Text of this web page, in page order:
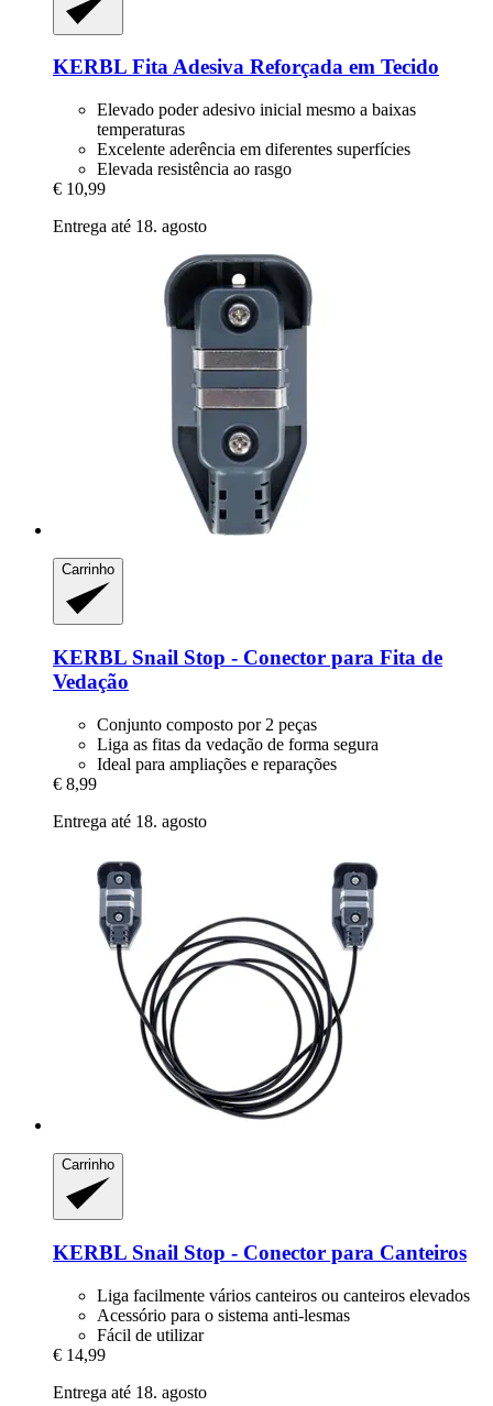
KERBL Fita Adesiva Reforçada em Tecido
Elevado poder adesivo inicial mesmo a baixas
temperaturas
Excelente aderência em diferentes superfícies
Elevada resistência ao rasgo
€ 10,99
Entrega até 18. agosto
Carrinho
KERBL Snail Stop -​ Conector para Fita de
Vedação
Conjunto composto por 2 peças
Liga as fitas da vedação de forma segura
Ideal para ampliações e reparações
€ 8,99
Entrega até 18. agosto
Carrinho
KERBL Snail Stop -​ Conector para Canteiros
Liga facilmente vários canteiros ou canteiros elevados
Acessório para o sistema anti-lesmas
Fácil de utilizar
€ 14,99
Entrega até 18. agosto